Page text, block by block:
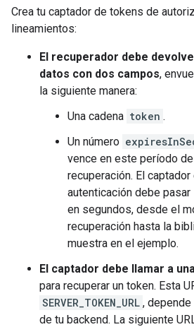
Crea tu captador de tokens de
lineamientos:
El recuperador debe
datos con dos campos,
la siguiente manera:
Una cadena token .
Un número
vence en este período
recuperación. El
autenticación debe
en segundos, desde el
recuperación hasta la
muestra en el ejemplo.
El captador debe llamar a
para recuperar un token. Esta
SERVER_TOKEN_URL ,
de tu backend. La siguiente